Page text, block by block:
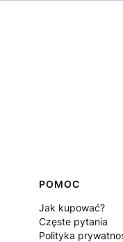
POMOC
Jak kupować?
Częste pytania
Polityka